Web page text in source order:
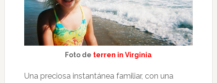
Foto de terren in Virginia
Una preciosa instantánea familiar, con una